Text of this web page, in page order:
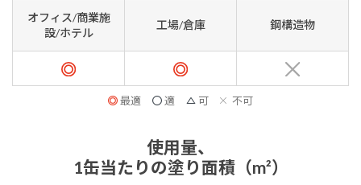
オフィス/商業施
設/ホテル
工場/倉庫 鋼構造物
最適 適 可 不可
使用量、
1缶当たりの塗り面積（m²）